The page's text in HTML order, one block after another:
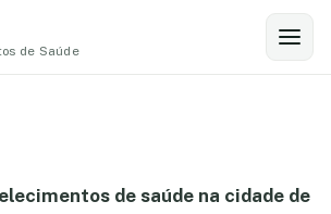
de Saúde
de saúde na cidade de